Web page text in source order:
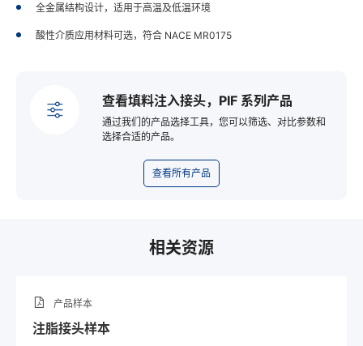
全金属结构设计，适用于高温及低温环境
酸性介质应用材料可选，符合 NACE MR0175
查看填料注入接头，PIF 系列产品
通过我们的产品选择工具，您可以筛选、对比参数和
选择合适的产品。
查看所有产品
相关资源
产品样本
注脂接头样本